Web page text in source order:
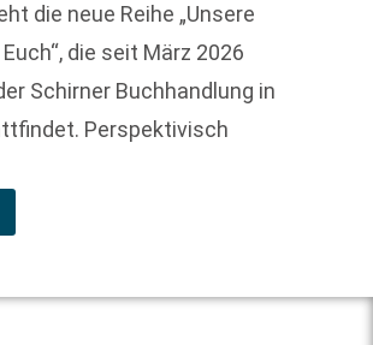
die neue Reihe „Unsere
die seit März 2026
Schirner Buchhandlung in
Perspektivisch